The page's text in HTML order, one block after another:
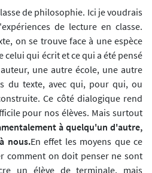
de philosophie. Ici je voudrais
de lecture en classe.
on se trouve face à une espèce
qui écrit et ce qui a été pensé
une autre école, une autre
du texte, avec qui, pour qui, ou
Ce côté dialogique rend
pour nos élèves. Mais surtout
à quelqu'un d'autre,
nous.En effet les moyens que ce
comment on doit penser ne sont
un élève de terminale, mais